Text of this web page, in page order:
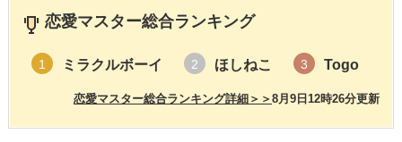
恋愛マスター総合ランキング
1 ミラクルボーイ 2 ほしねこ 3 Togo
8月9日12時26分更新
恋愛マスター総合ランキング詳細＞＞